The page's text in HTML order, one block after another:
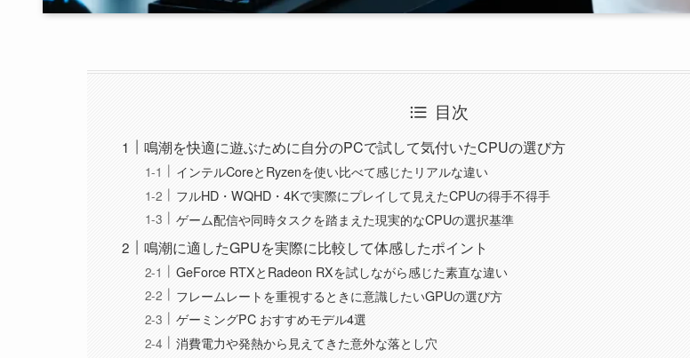
目次
鳴潮を快適に遊ぶために自分のPCで試して気付いたCPUの選び方
インテルCoreとRyzenを使い比べて感じたリアルな違い
フルHD・WQHD・4Kで実際にプレイして見えたCPUの得手不得手
ゲーム配信や同時タスクを踏まえた現実的なCPUの選択基準
鳴潮に適したGPUを実際に比較して体感したポイント
GeForce RTXとRadeon RXを試しながら感じた素直な違い
フレームレートを重視するときに意識したいGPUの選び方
ゲーミングPC おすすめモデル4選
消費電力や発熱から見えてきた意外な落とし穴